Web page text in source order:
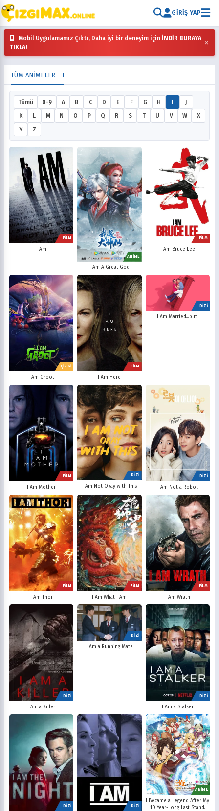
GIRIŞ YAP
Mobil Uygulamamız Çıktı, Daha iyi bir deneyim için İNDİR BURAYA
TIKLA!
×
TÜM ANIMELER - I
Tümü 0-9 A B C D E F G H
J
K
L M N O P Q R S T U V W
X
Y
Z
FİLM
I Am
ANİME
I Am A Great God
FİLM
I Am Bruce Lee
ÇİZGİ
I Am Groot
FİLM
I Am Here
DİZİ
I Am Married...but!
FİLM
I Am Mother
DİZİ
I Am Not Okay with This
DİZİ
I Am Not a Robot
FİLM
I Am Thor
FİLM
I Am What I Am
FİLM
I Am Wrath
DİZİ
I Am a Killer
DİZİ
I Am a Running Mate
DİZİ
I Am a Stalker
DİZİ DİZİ
ANİME
I Became a Legend After My
10 Year-Long Last Stand.